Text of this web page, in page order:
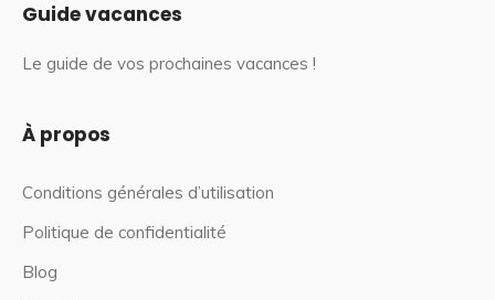
Guide vacances
Le guide de vos prochaines vacances !
À propos
Conditions générales d’utilisation
Politique de confidentialité
Blog